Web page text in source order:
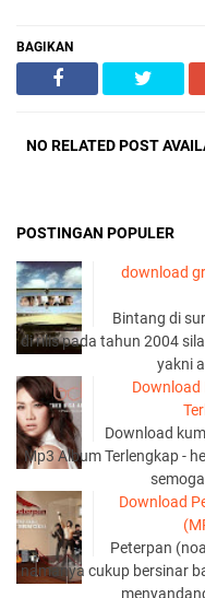
BAGIKAN
NO RELATED POST
POSTINGAN POPULER
download
Bintang di
di rilis pada tahun 2004
yakni
Download
Download
Mp3 Album Terlengkap -
Download
Peterpan
namanya cukup bersinar